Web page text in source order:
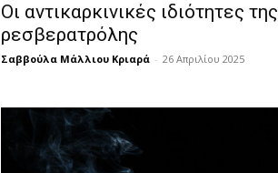
Οι αντικαρκινικές ιδιότητες της
ρεσβερατρόλης
Σαββούλα Μάλλιου Κριαρά - 26 Απριλίου 2025